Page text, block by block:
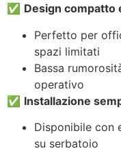
✅ Design compatto
Perfetto per
spazi limitati
Bassa
operativo
✅ Installazione
Disponibile con
su serbatoio